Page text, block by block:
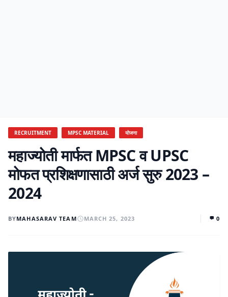
RECRUITMENT MPSC MATERIAL योजना
महाज्योती मार्फत MPSC व UPSC
मोफत प्रशिक्षणासाठी अर्ज सुरु 2023 –
2024
BYMAHASARAV TEAM MARCH 25, 2023 0